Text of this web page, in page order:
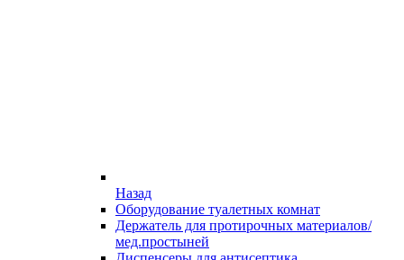
Назад
Оборудование туалетных комнат
Держатель для протирочных материалов/
мед.простыней